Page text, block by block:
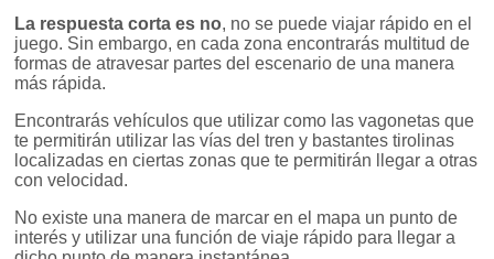
La respuesta corta es no, no se puede viajar rápido en el
juego. Sin embargo, en cada zona encontrarás multitud de
formas de atravesar partes del escenario de una manera
más rápida.
Encontrarás vehículos que utilizar como las vagonetas que
te permitirán utilizar las vías del tren y bastantes tirolinas
localizadas en ciertas zonas que te permitirán llegar a otras
con velocidad.
No existe una manera de marcar en el mapa un punto de
interés y utilizar una función de viaje rápido para llegar a